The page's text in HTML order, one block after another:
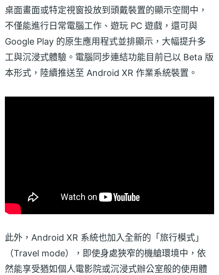
桌面畫面或特定視窗投放到頭戴裝置的顯示空間中，
不僅能進行日常電腦工作、遊玩 PC 遊戲，還可與
Google Play 的原生應用程式並排顯示，大幅提升多
工與沉浸式體驗。電腦同步連結功能目前已以 Beta 版
本形式，陸續推送至 Android XR 作業系統裝置。
此外，Android XR 系統也加入全新的「旅行模式」
（Travel mode），即使身處狹窄的機艙環境中，依
然能享受猶如個人電影院或沉浸式辦公室般的使用體